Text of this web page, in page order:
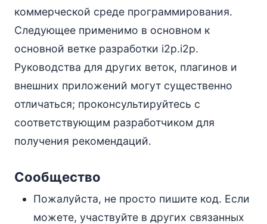
коммерческой среде программирования.
Следующее применимо в основном к
основной ветке разработки i2p.i2p.
Руководства для других веток, плагинов и
внешних приложений могут существенно
отличаться; проконсультируйтесь с
соответствующим разработчиком для
получения рекомендаций.
Сообщество
Пожалуйста, не просто пишите код. Если
можете, участвуйте в других связанных